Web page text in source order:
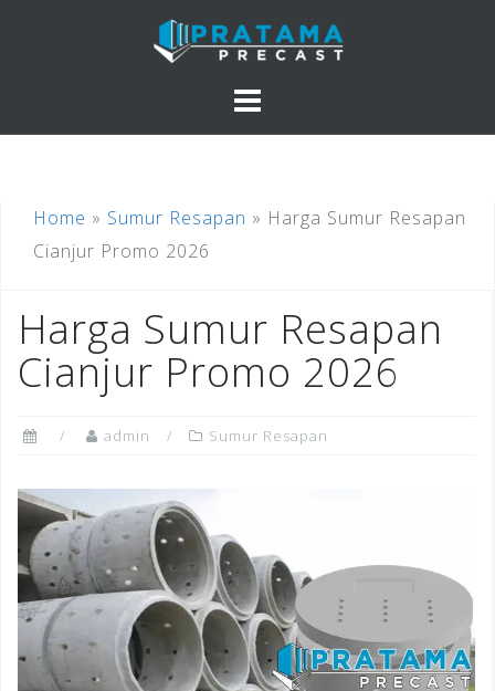
Home » Sumur Resapan » Harga Sumur Resapan
Cianjur Promo 2026
Harga Sumur Resapan
Cianjur Promo 2026
admin Sumur Resapan